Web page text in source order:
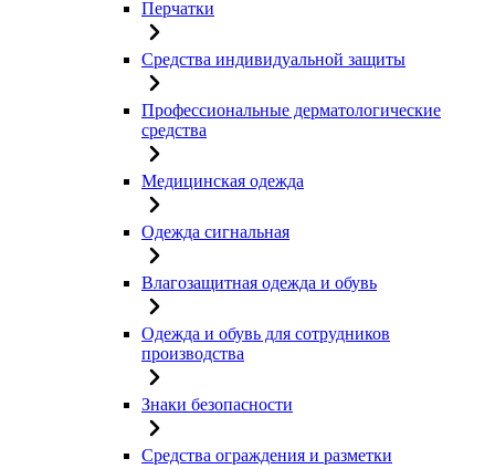
Перчатки
Средства индивидуальной защиты
Профессиональные дерматологические
средства
Медицинская одежда
Одежда сигнальная
Влагозащитная одежда и обувь
Одежда и обувь для сотрудников
производства
Знаки безопасности
Средства ограждения и разметки